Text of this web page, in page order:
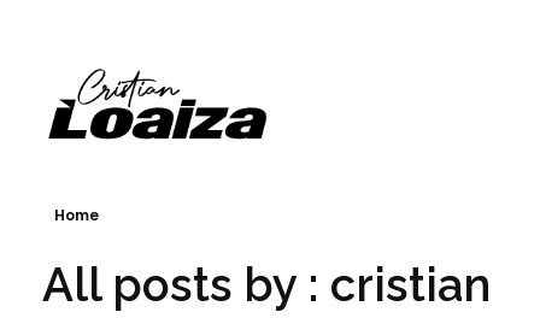
Home
All posts by : cristian